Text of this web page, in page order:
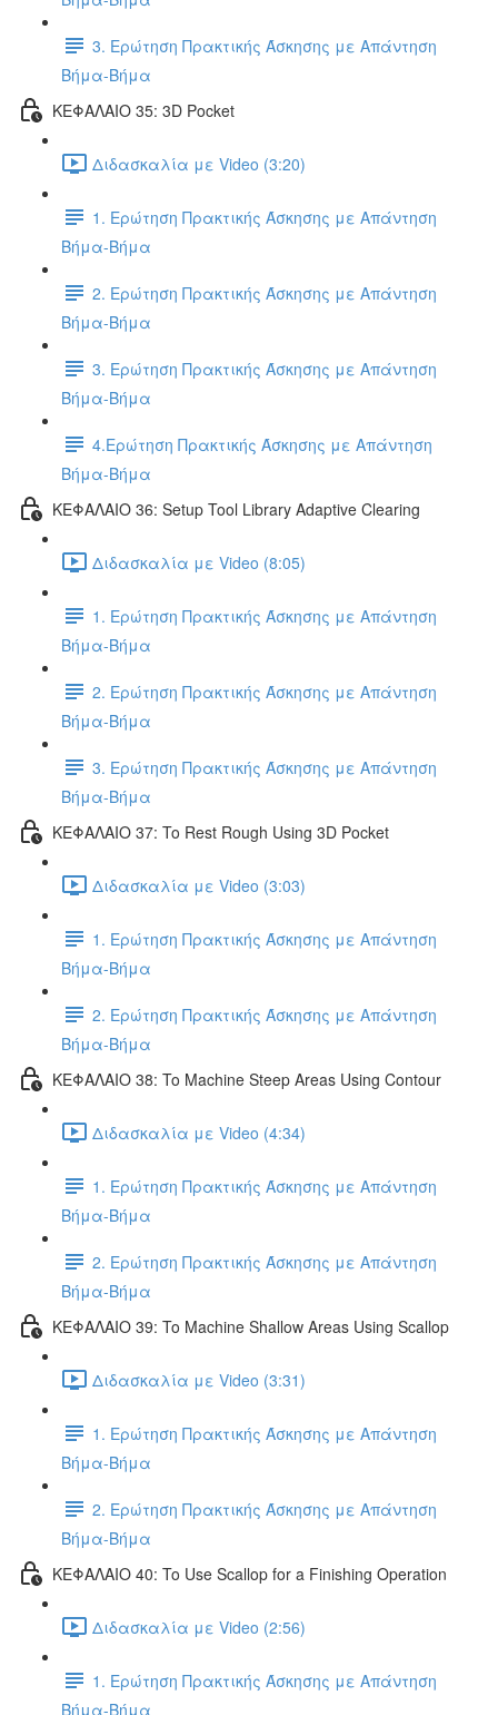
3. Ερώτηση Πρακτικής Άσκησης με Απάντηση
Βήμα-Βήμα
ΚΕΦΑΛΑΙΟ 35: 3D Pocket
Διδασκαλία με Video (3:20)
1. Ερώτηση Πρακτικής Άσκησης με Απάντηση
Βήμα-Βήμα
2. Ερώτηση Πρακτικής Άσκησης με Απάντηση
Βήμα-Βήμα
3. Ερώτηση Πρακτικής Άσκησης με Απάντηση
Βήμα-Βήμα
4.Ερώτηση Πρακτικής Άσκησης με Απάντηση
Βήμα-Βήμα
ΚΕΦΑΛΑΙΟ 36: Setup Tool Library Adaptive Clearing
Διδασκαλία με Video (8:05)
1. Ερώτηση Πρακτικής Άσκησης με Απάντηση
Βήμα-Βήμα
2. Ερώτηση Πρακτικής Άσκησης με Απάντηση
Βήμα-Βήμα
3. Ερώτηση Πρακτικής Άσκησης με Απάντηση
Βήμα-Βήμα
ΚΕΦΑΛΑΙΟ 37: To Rest Rough Using 3D Pocket
Διδασκαλία με Video (3:03)
1. Ερώτηση Πρακτικής Άσκησης με Απάντηση
Βήμα-Βήμα
2. Ερώτηση Πρακτικής Άσκησης με Απάντηση
Βήμα-Βήμα
ΚΕΦΑΛΑΙΟ 38: To Machine Steep Areas Using Contour
Διδασκαλία με Video (4:34)
1. Ερώτηση Πρακτικής Άσκησης με Απάντηση
Βήμα-Βήμα
2. Ερώτηση Πρακτικής Άσκησης με Απάντηση
Βήμα-Βήμα
ΚΕΦΑΛΑΙΟ 39: To Machine Shallow Areas Using Scallop
Διδασκαλία με Video (3:31)
1. Ερώτηση Πρακτικής Άσκησης με Απάντηση
Βήμα-Βήμα
2. Ερώτηση Πρακτικής Άσκησης με Απάντηση
Βήμα-Βήμα
ΚΕΦΑΛΑΙΟ 40: To Use Scallop for a Finishing Operation
Διδασκαλία με Video (2:56)
1. Ερώτηση Πρακτικής Άσκησης με Απάντηση
Βήμα-Βήμα